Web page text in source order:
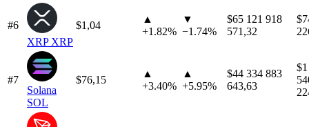
#6
XRP XRP
$1,04
▲
+1.82%
▼
−1.74%
$65 121 918
571,32
#7
Solana
SOL
$76,15
▲
+3.40%
▲
+5.95%
$44 334 883
643,63